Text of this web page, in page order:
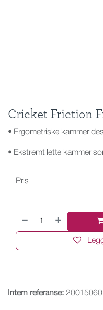
Cricket Friction
• Ergometriske kammer
• Ekstremt lette kammer
Pris
Intern referanse: 20015060